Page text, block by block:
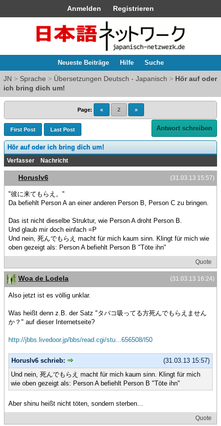
Anmelden Registrieren
Neueste Beiträge Hilfe Suche
JN > Sprache > Übersetzungen Deutsch - Japanisch > Hör auf oder
ich bring dich um!
Page: « 2 »
First Post Last Post Antwort schreiben
Hör auf oder ich bring dich um!
Verfasser Nachricht
(31.03.13 15:57)
Horuslv6
"彼に来てもらえ。"
Da befiehlt Person A an einer anderen Person B, Person C zu bringen.
Das ist nicht dieselbe Struktur, wie Person A droht Person B.
Und glaub mir doch einfach =P
Und nein, 死んでもらえ macht für mich kaum sinn. Klingt für mich wie
oben gezeigt als: Person A befiehlt Person B "Töte ihn"
Quote
(31.03.13 16:24)
Woa de Lodela
Also jetzt ist es völlig unklar.
Was heißt denn z.B. der Satz "タバコ吸ってる方死んでもらえません
か？" auf dieser Internetseite?
http://jbbs.livedoor.jp/bbs/read.cgi/stu...656508/l50
(31.03.13 15:57)
Horuslv6 schrieb:
Und nein, 死んでもらえ macht für mich kaum sinn. Klingt für mich
wie oben gezeigt als: Person A befiehlt Person B "Töte ihn"
Aber shinu heißt nicht töten, sondern sterben...
Quote